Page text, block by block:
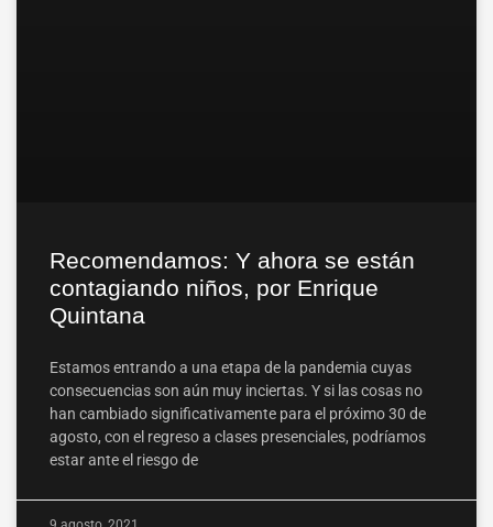
Recomendamos: Y ahora se están
contagiando niños, por Enrique
Quintana
Estamos entrando a una etapa de la pandemia cuyas
consecuencias son aún muy inciertas. Y si las cosas no
han cambiado significativamente para el próximo 30 de
agosto, con el regreso a clases presenciales, podríamos
estar ante el riesgo de